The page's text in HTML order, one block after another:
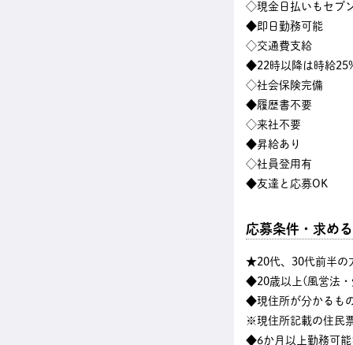
◇現金日払いもセブ
◆即日勤務可能
◇交通費支給
◆22時以降は時給
◇社会保険完備
◆履歴書不要
◇来社不要
◆昇給あり
◇社員登用有
◆友達と応募OK
応募条件・求め
★20代、30代前半の
◆20歳以上(風営法・
◆現住所が分かるも
※現住所記載の住民
◆6か月以上勤務可能